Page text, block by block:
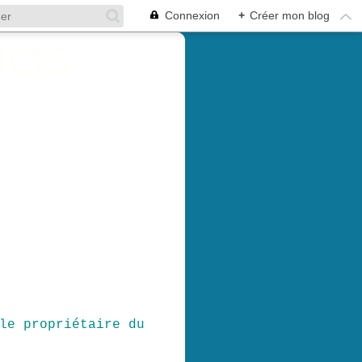
Connexion + Créer mon blog
propriétaire du